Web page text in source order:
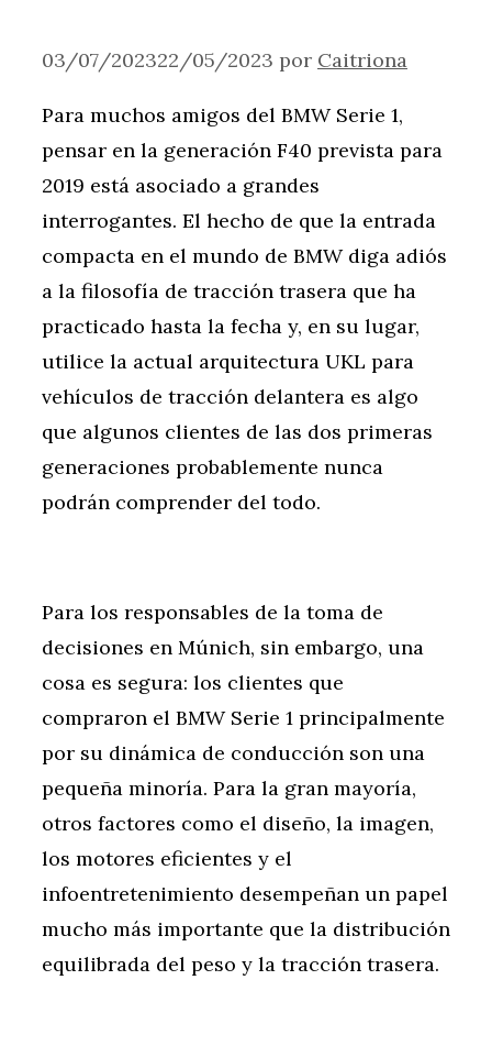
03/07/202322/05/2023 por Caitriona
Para muchos amigos del BMW Serie 1,
pensar en la generación F40 prevista para
2019 está asociado a grandes
interrogantes. El hecho de que la entrada
compacta en el mundo de BMW diga adiós
a la filosofía de tracción trasera que ha
practicado hasta la fecha y, en su lugar,
utilice la actual arquitectura UKL para
vehículos de tracción delantera es algo
que algunos clientes de las dos primeras
generaciones probablemente nunca
podrán comprender del todo.
Para los responsables de la toma de
decisiones en Múnich, sin embargo, una
cosa es segura: los clientes que
compraron el BMW Serie 1 principalmente
por su dinámica de conducción son una
pequeña minoría. Para la gran mayoría,
otros factores como el diseño, la imagen,
los motores eficientes y el
infoentretenimiento desempeñan un papel
mucho más importante que la distribución
equilibrada del peso y la tracción trasera.